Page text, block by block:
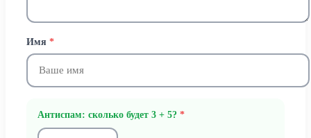
Имя *
Антиспам: сколько будет 3 + 5? *